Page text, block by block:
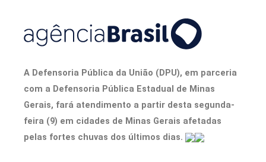
A Defensoria Pública da União (DPU), em parceria
com a Defensoria Pública Estadual de Minas
Gerais, fará atendimento a partir desta segunda-
feira (9) em cidades de Minas Gerais afetadas
pelas fortes chuvas dos últimos dias.